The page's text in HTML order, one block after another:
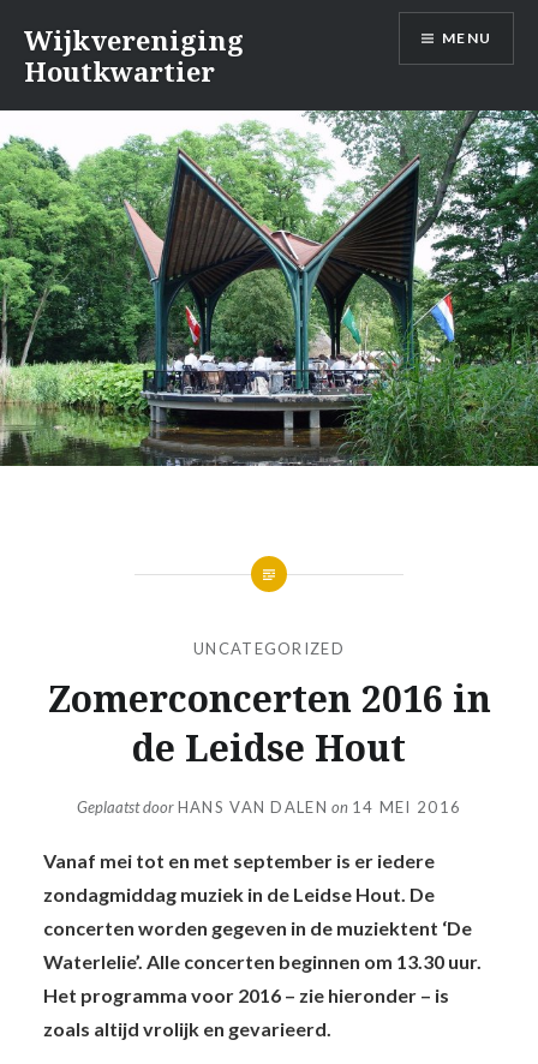
inhoud
Wijkvereniging
Houtkwartier
MENU
UNCATEGORIZED
Zomerconcerten 2016 in
de Leidse Hout
Geplaatst doorHANS VAN DALEN on 14 MEI 2016
Vanaf mei tot en met september is er iedere
zondagmiddag muziek in de Leidse Hout. De
concerten worden gegeven in de muziektent ‘De
Waterlelie’. Alle concerten beginnen om 13.30 uur.
Het programma voor 2016 – zie hieronder – is
zoals altijd vrolijk en gevarieerd.